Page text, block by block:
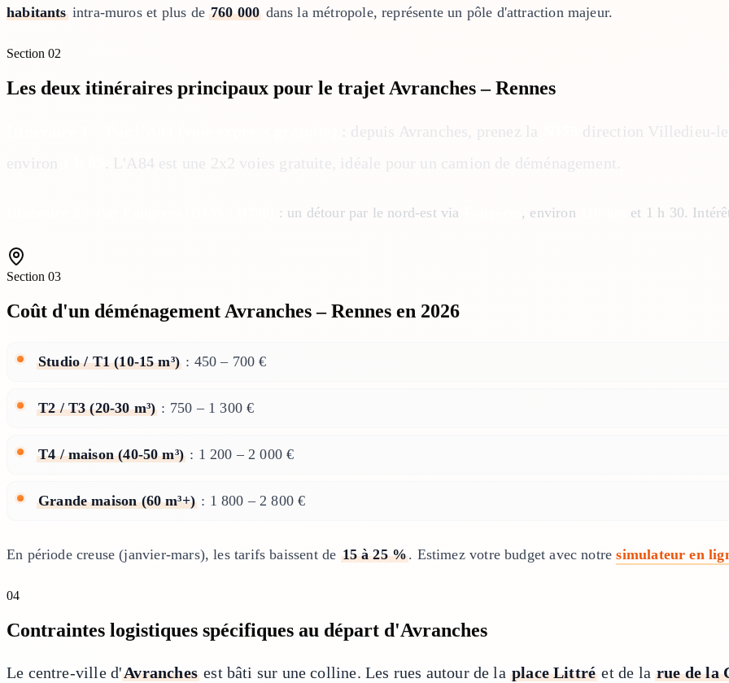
habitantsintra-muros et plus de760 000 dans la métropole, représente un pôle d'attraction majeur.
Section 02
Les deux itinéraires principaux pour le trajet Avranches – Rennes
: depuis Avranches, prenez la
direction Villedieu-
environ
. L'A84 est une 2x2 voies gratuite, idéale pour un camion de déménagement.
: un détour par le nord-est via , environ et 1 h 30.
Section 03
Coût d'un déménagement Avranches – Rennes en 2026
Studio / T1 (10-15 m³) : 450 – 700 €
T2 / T3 (20-30 m³) : 750 – 1 300 €
T4 / maison (40-50 m³) : 1 200 – 2 000 €
Grande maison (60 m³+) : 1 800 – 2 800 €
En période creuse (janvier-mars), les tarifs baissent de 15 à 25 %. Estimez votre budget avec notresimulateur en
04
Contraintes logistiques spécifiques au départ d'Avranches
Le centre-ville d'Avranchesest bâti sur une colline. Les rues autour de la place Littré et de larue de la